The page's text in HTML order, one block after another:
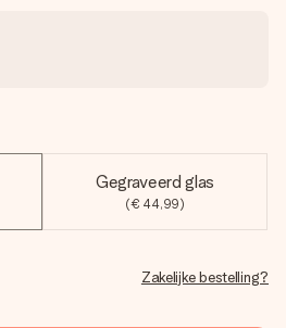
Gegraveerd glas
(€ 44,99)
Zakelijke bestelling?